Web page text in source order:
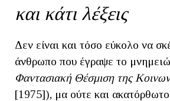
και κάτι λέξεις
Δεν είναι και τόσο εύκολο να
άνθρωπο που έγραψε το
Φαντασιακή Θέσμιση της
[1975]), μα ούτε και